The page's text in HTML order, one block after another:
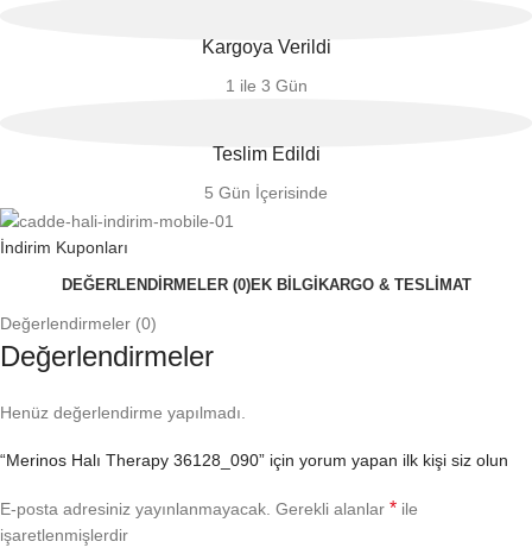
Kargoya Verildi
1 ile 3 Gün
Teslim Edildi
5 Gün İçerisinde
İndirim Kuponları
DEĞERLENDIRMELER (0)EK BILGI KARGO & TESLİMAT
Değerlendirmeler (0)
Değerlendirmeler
Henüz değerlendirme yapılmadı.
“Merinos Halı Therapy 36128_090” için yorum yapan ilk kişi siz olun
E-posta adresiniz yayınlanmayacak. Gerekli alanlar * ile
işaretlenmişlerdir